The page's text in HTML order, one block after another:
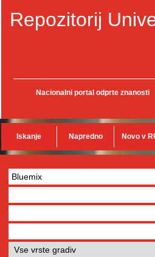
Repozitorij
Nacionalni portal odprte znanosti
Iskanje Napredno Novo v